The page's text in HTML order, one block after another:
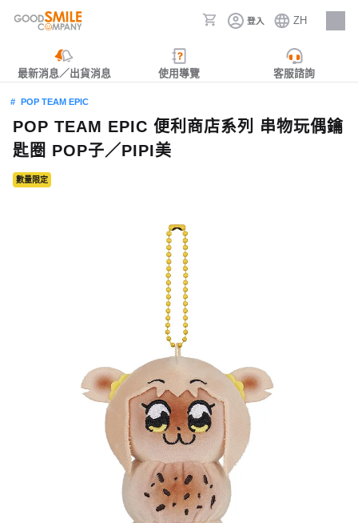
登入 ZH
人才招募
最新消息／出貨消息 使用導覽 客服諮詢
POP TEAM EPIC
POP TEAM EPIC 便利商店系列 串物玩偶鑰
匙圈 POP子／PIPI美
數量限定